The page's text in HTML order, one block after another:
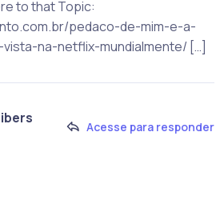
to that Topic:
pedaco-de-mim-e-a-
na-netflix-mundialmente/ […]
Acesse para responder